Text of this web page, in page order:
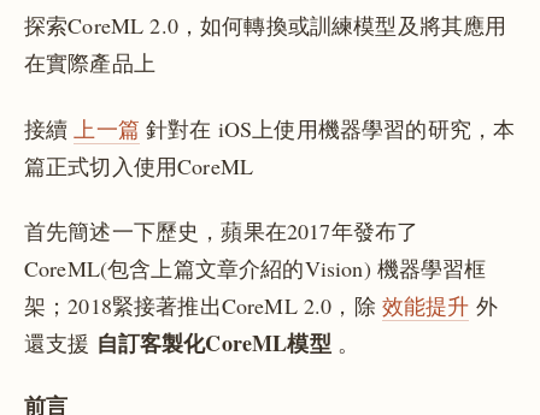
探索CoreML 2.0，如何轉換或訓練模型及將其應用
在實際產品上
接續 上一篇 針對在 iOS上使用機器學習的研究，本
篇正式切入使用CoreML
首先簡述一下歷史，蘋果在2017年發布了
CoreML(包含上篇文章介紹的Vision) 機器學習框
架；2018緊接著推出CoreML 2.0，除 效能提升 外
還支援 自訂客製化CoreML模型 。
前言